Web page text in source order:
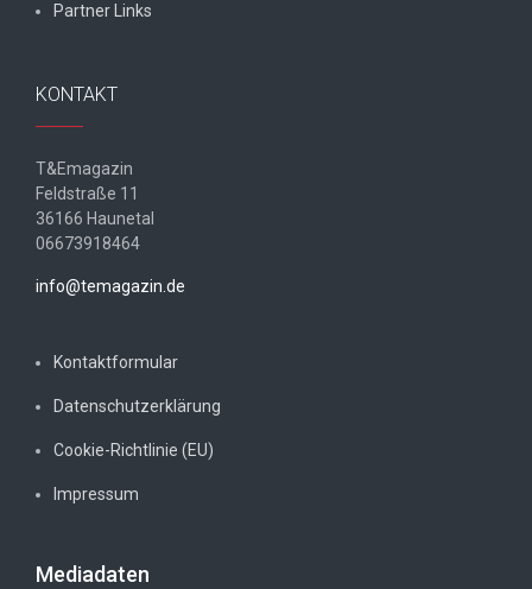
Partner Links
KONTAKT
T&Emagazin
Feldstraße 11
36166 Haunetal
06673918464
info@temagazin.de
Kontaktformular
Datenschutzerklärung
Cookie-Richtlinie (EU)
Impressum
Mediadaten